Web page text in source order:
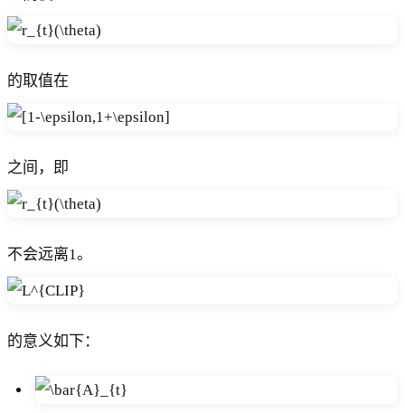
的取值在
之间，即
不会远离1。
的意义如下：